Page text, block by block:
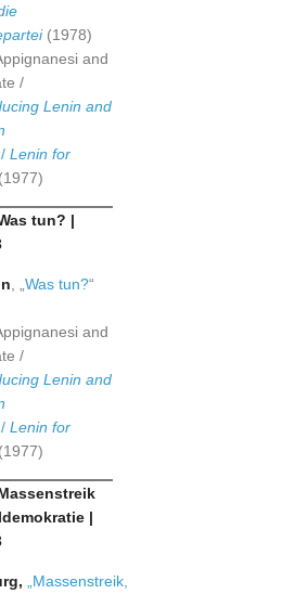
(1978)
and
/
Lenin and
/ Lenin for
(1977)
tun? |
Was tun?“
and
/
Lenin and
/ Lenin for
(1977)
|
„Massenstreik,